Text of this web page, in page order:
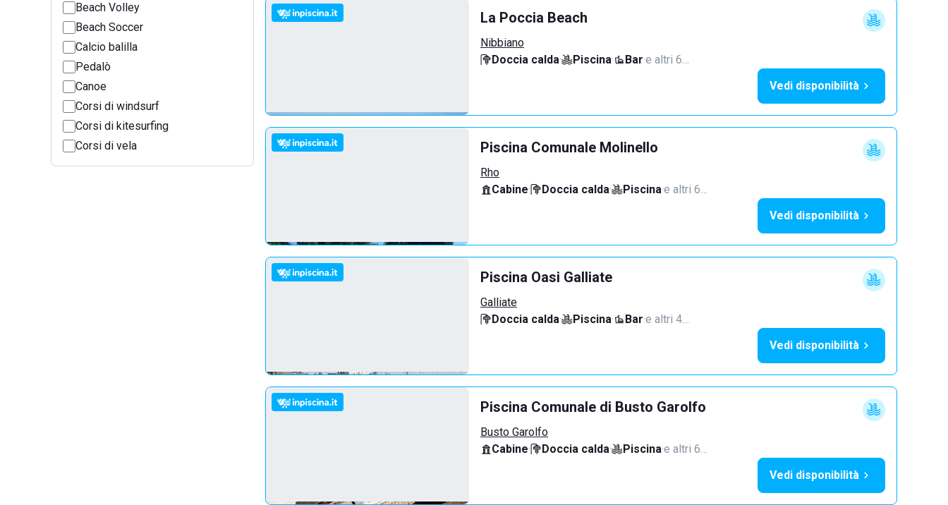
Beach Volley
Beach Soccer
Calcio balilla
Pedalò
Canoe
Corsi di windsurf
Corsi di kitesurfing
Corsi di vela
La Poccia Beach
Nibbiano
Doccia calda· Piscina· Bar·e altri 6…
Vedi disponibilità
Piscina Comunale Molinello
Rho
Cabine· Doccia calda· Piscina·e altri 6…
Vedi disponibilità
Piscina Oasi Galliate
Galliate
Doccia calda· Piscina· Bar·e altri 4…
Vedi disponibilità
Piscina Comunale di Busto Garolfo
Busto Garolfo
Cabine· Doccia calda· Piscina·e altri 6…
Vedi disponibilità